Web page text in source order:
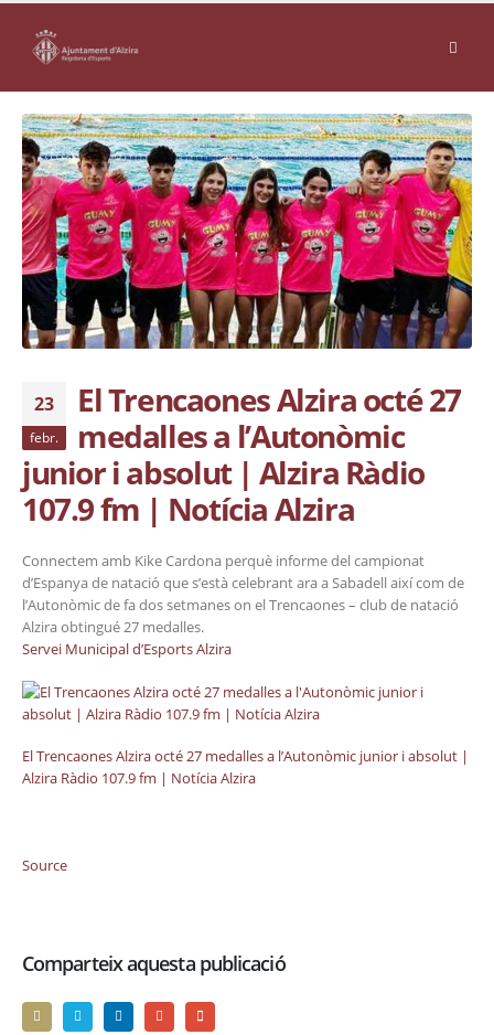
23
febr.
El Trencaones Alzira octé 27
medalles a l’Autonòmic
junior i absolut | Alzira Ràdio
107.9 fm | Notícia Alzira
Connectem amb Kike Cardona perquè informe del campionat
d’Espanya de natació que s’està celebrant ara a Sabadell així com de
l’Autonòmic de fa dos setmanes on el Trencaones – club de natació
Alzira obtingué 27 medalles.
Servei Municipal d’Esports Alzira
El Trencaones Alzira octé 27 medalles a l’Autonòmic junior i absolut |
Alzira Ràdio 107.9 fm | Notícia Alzira
Source
Comparteix aquesta publicació